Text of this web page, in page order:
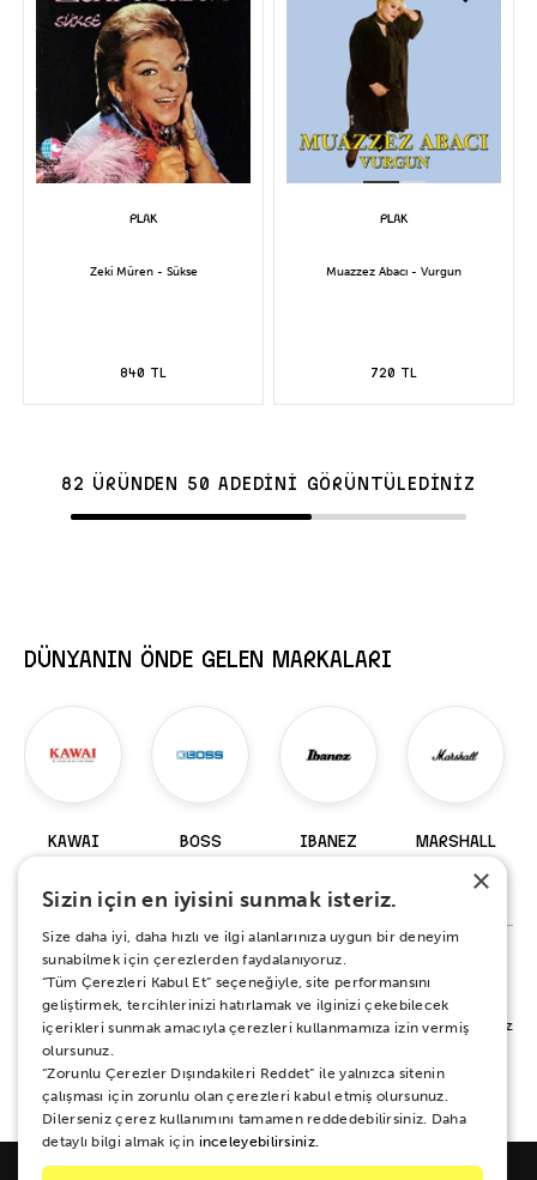
Zeki Müren - Sükse
840 TL
Muazzez Abacı - Vurgun
720 TL
82 ÜRÜNDEN 50 ADEDİNİ GÖRÜNTÜLEDİNİZ
DÜNYANIN ÖNDE GELEN MARKALARI
KAWAI BOSS IBANEZ MARSHALL
147 Ürün
%100 MEMNUNİYET SÖZÜ
Alışverişiniz sırasında ya da sonrasında koşulsuz mutluluğunuz için yanınızdayız.
Her ne sebeple olursa olsun 15 gün boyunca iade ve değişim garantisi Zuhal
Müzik güvencesinde.
×
Sizin için en iyisini sunmak isteriz.
Size daha iyi, daha hızlı ve ilgi alanlarınıza uygun bir deneyim
sunabilmek için çerezlerden faydalanıyoruz.
“Tüm Çerezleri Kabul Et” seçeneğiyle, site performansını
geliştirmek, tercihlerinizi hatırlamak ve ilginizi çekebilecek
içerikleri sunmak amacıyla çerezleri kullanmamıza izin vermiş
olursunuz.
“Zorunlu Çerezler Dışındakileri Reddet” ile yalnızca sitenin
çalışması için zorunlu olan çerezleri kabul etmiş olursunuz.
Dilerseniz çerez kullanımını tamamen reddedebilirsiniz. Daha
detaylı bilgi almak için inceleyebilirsiniz.